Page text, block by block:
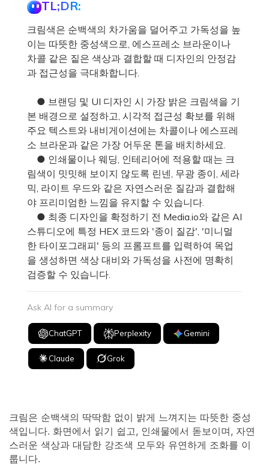
TL;DR:
크림색은 순백색의 차가움을 덜어주고 가독성을 높
이는 따뜻한 중성색으로, 에스프레소 브라운이나
차콜 같은 짙은 색상과 결합할 때 디자인의 안정감
과 접근성을 극대화합니다.
● 브랜딩 및 UI 디자인 시 가장 밝은 크림색을 기
본 배경으로 설정하고, 시각적 접근성 확보를 위해
주요 텍스트와 내비게이션에는 차콜이나 에스프레
소 브라운과 같은 가장 어두운 톤을 배치하세요.
● 인쇄물이나 웨딩, 인테리어에 적용할 때는 크
림색이 밋밋해 보이지 않도록 린넨, 무광 종이, 세라
믹, 라이트 우드와 같은 자연스러운 질감과 결합해
야 프리미엄한 느낌을 유지할 수 있습니다.
● 최종 디자인을 확정하기 전 Media.io와 같은 AI
스튜디오에 특정 HEX 코드와 '종이 질감', '미니멀
한 타이포그래피' 등의 프롬프트를 입력하여 목업
을 생성하면 색상 대비와 가독성을 사전에 명확히
검증할 수 있습니다.
Ask AI for a summary
ChatGPT Perplexity Gemini
Claude Grok
크림은 순백색의 딱딱함 없이 밝게 느껴지는 따뜻한 중성
색입니다. 화면에서 읽기 쉽고, 인쇄물에서 돋보이며, 자연
스러운 색상과 대담한 강조색 모두와 유연하게 조화를 이
룹니다.